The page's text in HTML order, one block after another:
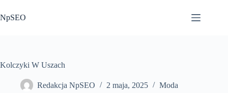
do
treści
NpSEO
Kolczyki W Uszach
Redakcja NpSEO 2 maja, 2025 Moda